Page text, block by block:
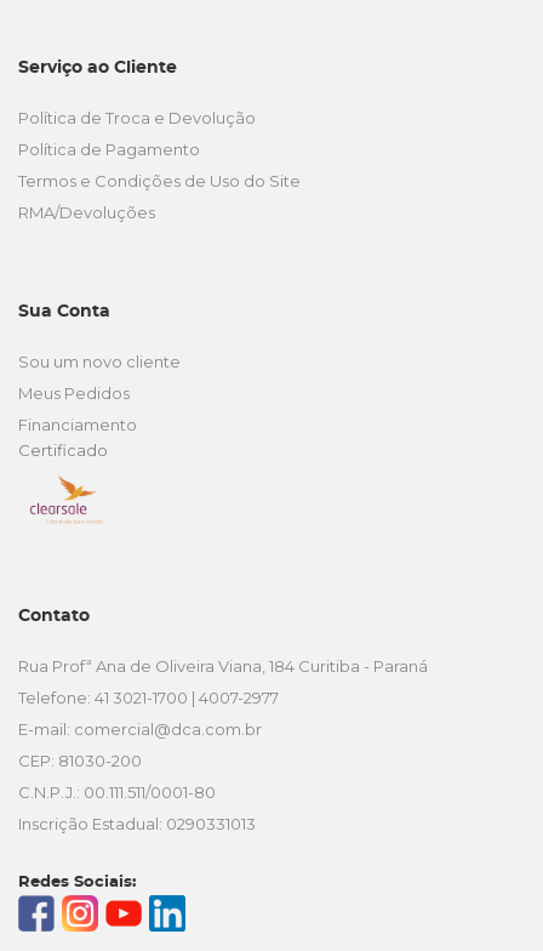
Serviço ao Cliente
Política de Troca e Devolução
Política de Pagamento
Termos e Condições de Uso do Site
RMA/Devoluções
Sua Conta
Sou um novo cliente
Meus Pedidos
Financiamento
Certificado
Contato
Rua Profª Ana de Oliveira Viana, 184 Curitiba - Paraná
Telefone: 41 3021-1700 | 4007-2977
E-mail: comercial@dca.com.br
CEP: 81030-200
C.N.P.J.: 00.111.511/0001-80
Inscrição Estadual: 0290331013
Redes Sociais: